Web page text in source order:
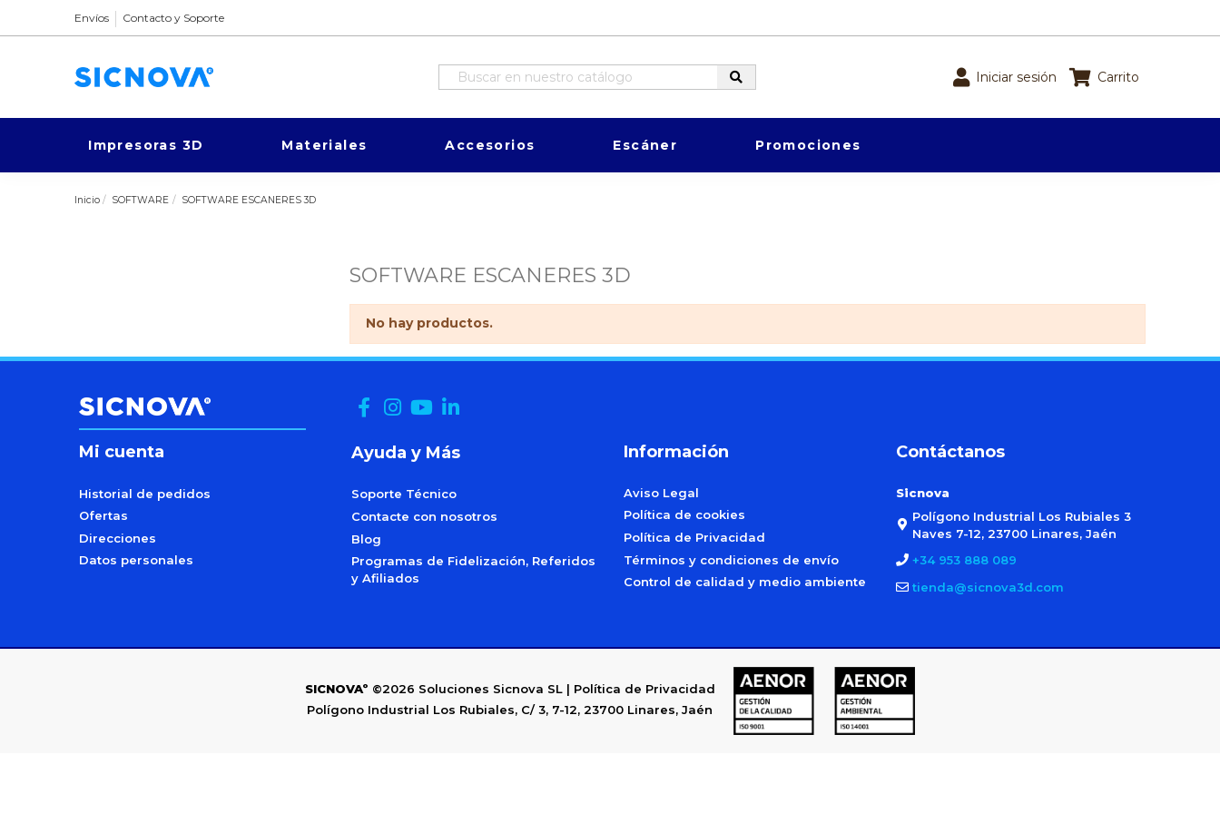
Envíos Contacto y Soporte
Iniciar sesión Carrito
Impresoras 3D Materiales Accesorios Escáner Promociones
Inicio SOFTWARE SOFTWARE ESCANERES 3D
SOFTWARE ESCANERES 3D
No hay productos.
Mi cuenta
Historial de pedidos
Ofertas
Direcciones
Datos personales
Ayuda y Más
Soporte Técnico
Contacte con nosotros
Blog
Programas de Fidelización, Referidos
y Afiliados
Información
Aviso Legal
Política de cookies
Política de Privacidad
Términos y condiciones de envío
Control de calidad y medio ambiente
Contáctanos
Sicnova
Polígono Industrial Los Rubiales 3
Naves 7-12, 23700 Linares, Jaén
+34 953 888 089
tienda@sicnova3d.com
SICNOVAº ©2026 Soluciones Sicnova SL | Política de Privacidad
Polígono Industrial Los Rubiales, C/ 3, 7-12, 23700 Linares, Jaén